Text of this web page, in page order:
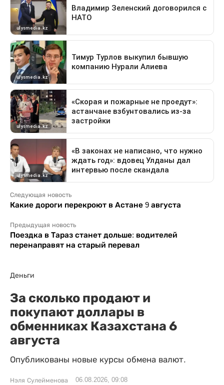
Следующая новость
Какие дороги перекроют в Астане 9 августа
Предыдущая новость
Поездка в Тараз станет дольше: водителей
перенаправят на старый перевал
Деньги
За сколько продают и
покупают доллары в
обменниках Казахстана 6
августа
Опубликованы новые курсы обмена валют.
Нэля Сулейменова 06.08.2026, 09:08